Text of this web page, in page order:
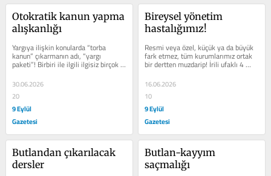
Otokratik kanun yapma
alışkanlığı
Yargıya ilişkin konularda “torba
kanun” çıkarmanın adı, “yargı
paketi”! Birbiri ile ilgili ilgisiz birçok
konuyu içeren...
30.06.2026
20
9 Eylül
Gazetesi
Bireysel yönetim
hastalığımız!
Resmi veya özel, küçük ya da büyük
fark etmez, tüm kurumlarımız ortak
bir dertten muzdarip! İrili ufaklı 4
milyon civarında işletmemiz,...
16.06.2026
10
9 Eylül
Gazetesi
Butlandan çıkarılacak
dersler
Butlan-kayyım
saçmalığı